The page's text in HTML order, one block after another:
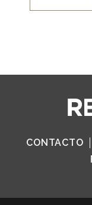
CONTACTO